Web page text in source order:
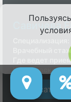
Савичева
Врачебный
Где ведет
Крестовском
Записаться